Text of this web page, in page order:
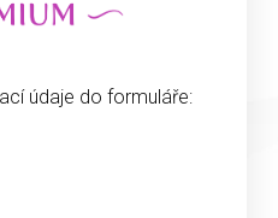
údaje do formuláře: